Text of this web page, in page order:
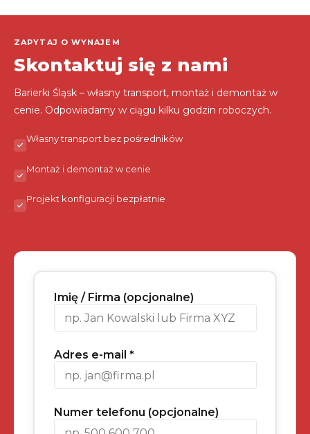
ZAPYTAJ O WYNAJEM
Skontaktuj się z nami
Barierki Śląsk – własny transport, montaż i demontaż w
cenie. Odpowiadamy w ciągu kilku godzin roboczych.
Własny transport bez pośredników
Montaż i demontaż w cenie
Projekt konfiguracji bezpłatnie
Imię / Firma (opcjonalne)
Adres e-mail *
Numer telefonu (opcjonalne)